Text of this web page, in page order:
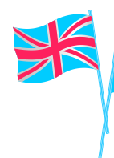
au
contenu
(Pressez
Entrée)